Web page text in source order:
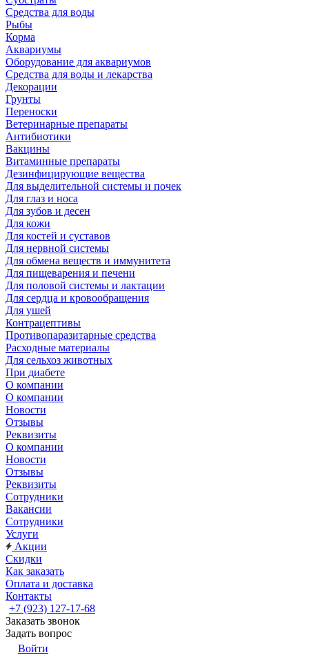
Средства для воды
Рыбы
Корма
Аквариумы
Оборудование для аквариумов
Средства для воды и лекарства
Декорации
Грунты
Переноски
Ветеринарные препараты
Антибиотики
Вакцины
Витаминные препараты
Дезинфицирующие вещества
Для выделительной системы и почек
Для глаз и носа
Для зубов и десен
Для кожи
Для костей и суставов
Для нервной системы
Для обмена веществ и иммунитета
Для пищеварения и печени
Для половой системы и лактации
Для сердца и кровообращения
Для ушей
Контрацептивы
Противопаразитарные средства
Расходные материалы
Для сельхоз животных
При диабете
О компании
О компании
Новости
Отзывы
Реквизиты
О компании
Новости
Отзывы
Реквизиты
Сотрудники
Вакансии
Сотрудники
Услуги
Акции
Скидки
Как заказать
Оплата и доставка
Контакты
+7 (923) 127-17-68
Заказать звонок
Задать вопрос
Войти